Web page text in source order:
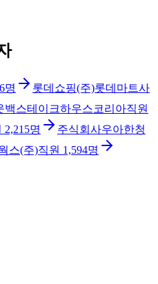
명
롯데쇼핑(주)롯데마트사
백스테이크하우스코리아직원
2,215명
주식회사우아한청
스(주)직원 1,594명